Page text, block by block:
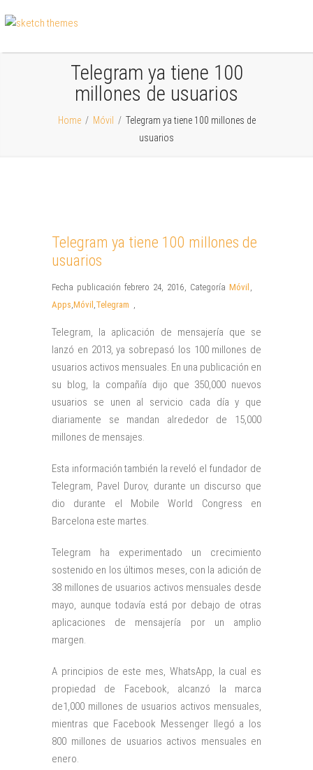
Telegram ya tiene 100
millones de usuarios
Home / Móvil / Telegram ya tiene 100 millones de
usuarios
Telegram ya tiene 100 millones de
usuarios
Fecha publicación febrero 24, 2016, Categoría Móvil ,
Apps,Móvil ,Telegram ,
Telegram, la aplicación de mensajería que se
lanzó en 2013, ya sobrepasó los 100 millones de
usuarios activos mensuales. En una publicación en
su blog, la compañía dijo que 350,000 nuevos
usuarios se unen al servicio cada día y que
diariamente se mandan alrededor de 15,000
millones de mensajes.
Esta información también la reveló el fundador de
Telegram, Pavel Durov, durante un discurso que
dio durante el Mobile World Congress en
Barcelona este martes.
Telegram ha experimentado un crecimiento
sostenido en los últimos meses, con la adición de
38 millones de usuarios activos mensuales desde
mayo, aunque todavía está por debajo de otras
aplicaciones de mensajería por un amplio
margen.
A principios de este mes, WhatsApp, la cual es
propiedad de Facebook, alcanzó la marca
de1,000 millones de usuarios activos mensuales,
mientras que Facebook Messenger llegó a los
800 millones de usuarios activos mensuales en
enero.